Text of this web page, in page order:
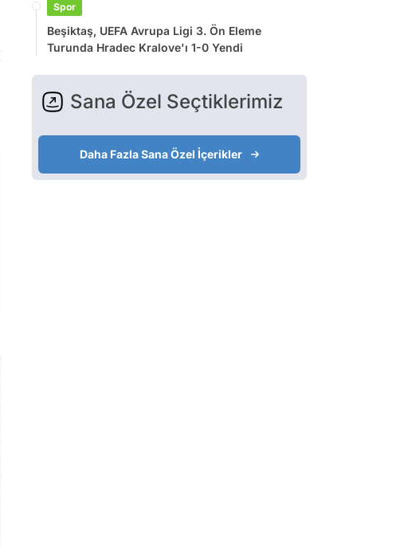
Spor
Beşiktaş, UEFA Avrupa Ligi 3. Ön Eleme
Turunda Hradec Kralove'ı 1-0 Yendi
Sana Özel Seçtiklerimiz
Daha Fazla Sana Özel İçerikler